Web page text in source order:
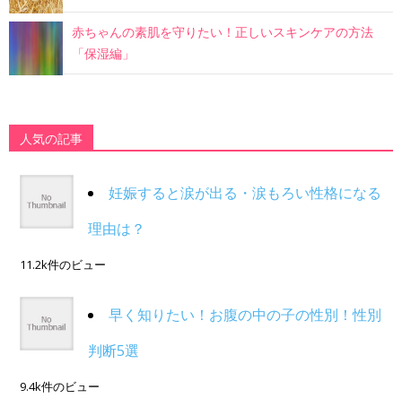
赤ちゃんの素肌を守りたい！正しいスキンケアの方法
「保湿編」
人気の記事
妊娠すると涙が出る・涙もろい性格になる
理由は？
11.2k件のビュー
早く知りたい！お腹の中の子の性別！性別
判断5選
9.4k件のビュー